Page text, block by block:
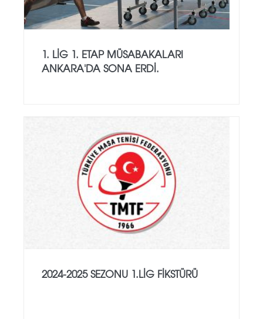
1. LİG 1. ETAP MÜSABAKALARI
ANKARA'DA SONA ERDİ.
2024-2025 SEZONU 1.LİG FİKSTÜRÜ